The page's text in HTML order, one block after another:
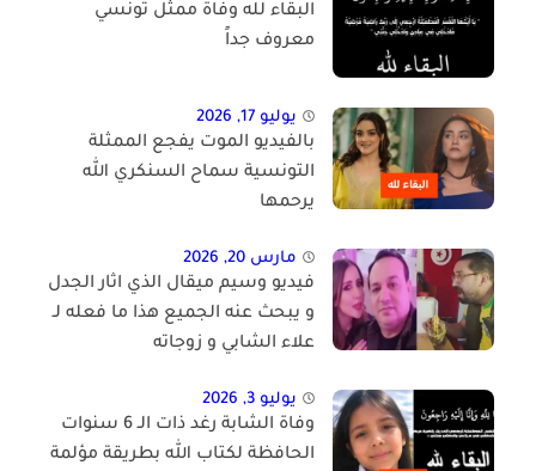
البقاء لله وفاة ممثل تونسي
معروف جداً
يوليو 17, 2026
بالفيديو الموت يفجع الممثلة
التونسية سماح السنكري الله
يرحمها
مارس 20, 2026
فيديو وسيم ميقال الذي اثار الجدل
و يبحث عنه الجميع هذا ما فعله لـ
علاء الشابي و زوجاته
يوليو 3, 2026
وفاة الشابة رغد ذات الـ 6 سنوات
الحافظة لكتاب الله بطريقة مؤلمة